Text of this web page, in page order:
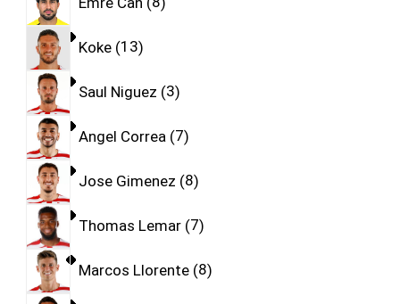
Koke 13
Saul Niguez 3
Angel Correa 7
Jose Gimenez 8
Thomas Lemar 7
Marcos Llorente 8